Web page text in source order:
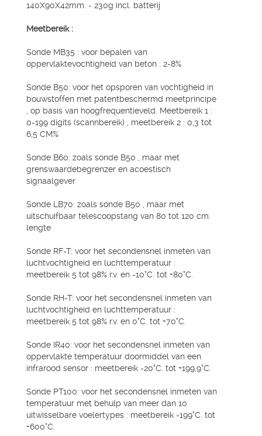
140X90X42mm. - 230g incl. batterij
Meetbereik :
Sonde MB35 : voor bepalen van
oppervlaktevochtigheid van beton : 2-8%
Sonde B50: voor het opsporen van vochtigheid in
bouwstoffen met patentbeschermd meetprincipe
, op basis van hoogfrequentieveld. Meetbereik 1 :
0-199 digits (scannbereik) , meetbereik 2 : 0,3 tot
6,5 CM%
Sonde B60: zoals sonde B50 , maar met
grenswaardebegrenzer en acoestisch
signaalgever
Sonde LB70: zoals sonde B50 , maar met
uitschuifbaar telescoopstang van 80 tot 120 cm.
lengte
Sonde RF-T: voor het secondensnel inmeten van
luchtvochtigheid en luchttemperatuur :
meetbereik 5 tot 98% r.v. en -10°C. tot +80°C.
Sonde RH-T: voor het secondensnel inmeten van
luchtvochtigheid en luchttemperatuur :
meetbereik 5 tot 98% r.v. en 0°C. tot +70°C.
Sonde IR40: voor het secondensnel inmeten van
oppervlakte temperatuur doormiddel van een
infrarood sensor : meetbereik -20°C. tot +199,9°C.
Sonde PT100: voor het secondensnel inmeten van
temperatuur met behulp van meer dan 10
uitwisselbare voelertypes : meetbereik -199°C. tot
+600°C.